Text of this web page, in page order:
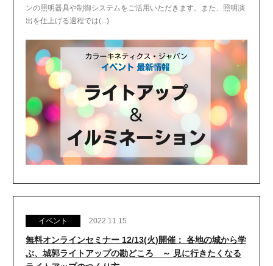
ンの照明器具や制御システムをご活用いただきます。また、照明演
出を仕上げる過程では(...)
イベント 2022.11.15
無料オンラインセミナー 12/13(火)開催： 各地の城から学
ぶ、城郭ライトアップの勘どころ ～ 見に行きたくなる